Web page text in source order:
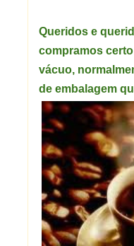
Queridos e
compramos
vácuo,
de embalagem